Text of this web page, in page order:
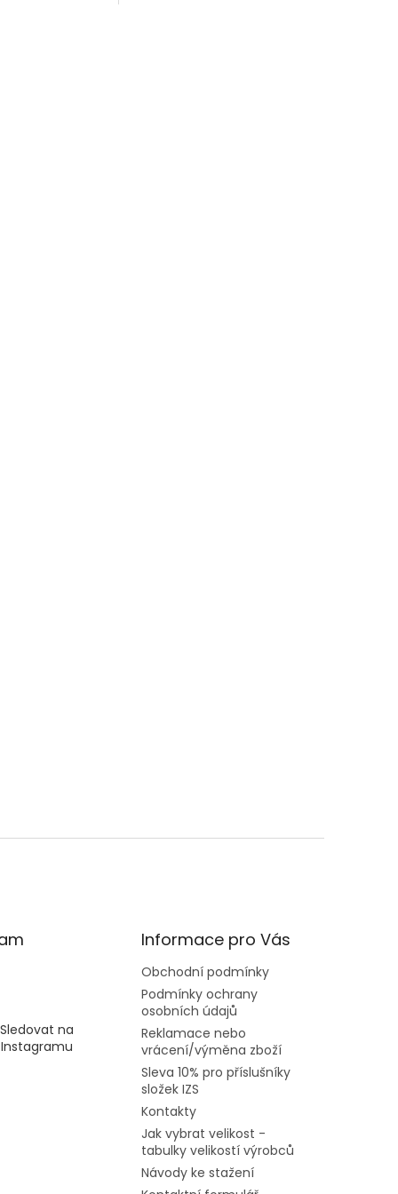
Sledovat na
Instagramu
Informace pro Vás
Obchodní podmínky
Podmínky ochrany
osobních údajů
Reklamace nebo
vrácení/výměna zboží
Sleva 10% pro příslušníky
složek IZS
Kontakty
Jak vybrat velikost -
tabulky velikostí výrobců
Návody ke stažení